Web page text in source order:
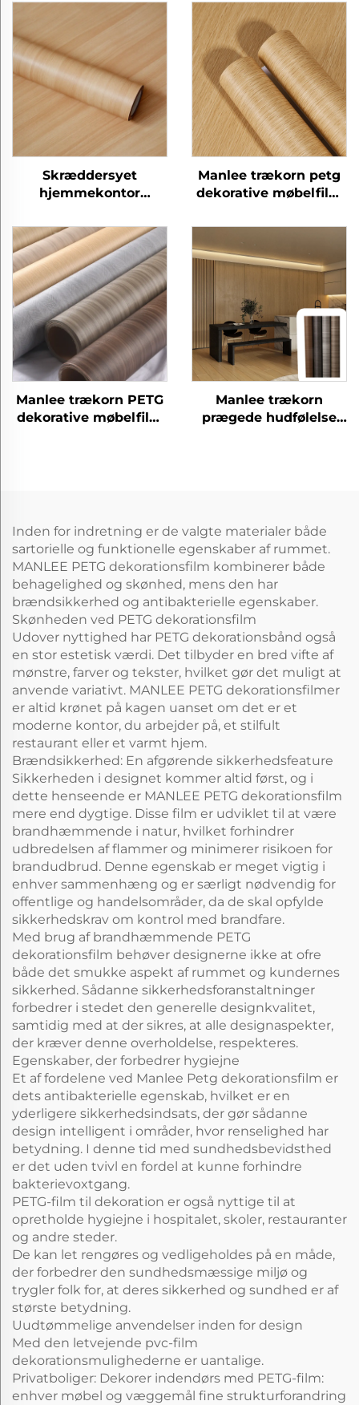
Skræddersyet
hjemmekontor
dekorative træ korn
beskyttende film til
soveværelse stue
køkken skab
Manlee trækorn petg
dekorative møbelfilm
Manlee trækorn PETG
dekorative møbelfilm
Manlee trækorn
prægede hudfølelse
Inden for indretning er de valgte materialer både
sartorielle og funktionelle egenskaber af rummet.
MANLEE PETG dekorationsfilm kombinerer både
behagelighed og skønhed, mens den har
brændsikkerhed og antibakterielle egenskaber.
Skønheden ved PETG dekorationsfilm
Udover nyttighed har PETG dekorationsbånd også
en stor estetisk værdi. Det tilbyder en bred vifte af
mønstre, farver og tekster, hvilket gør det muligt at
anvende variativt. MANLEE PETG dekorationsfilmer
er altid krønet på kagen uanset om det er et
moderne kontor, du arbejder på, et stilfult
restaurant eller et varmt hjem.
Brændsikkerhed: En afgørende sikkerhedsfeature
Sikkerheden i designet kommer altid først, og i
dette henseende er MANLEE PETG dekorationsfilm
mere end dygtige. Disse film er udviklet til at være
brandhæmmende i natur, hvilket forhindrer
udbredelsen af flammer og minimerer risikoen for
brandudbrud. Denne egenskab er meget vigtig i
enhver sammenhæng og er særligt nødvendig for
offentlige og handelsområder, da de skal opfylde
sikkerhedskrav om kontrol med brandfare.
Med brug af brandhæmmende PETG
dekorationsfilm behøver designerne ikke at ofre
både det smukke aspekt af rummet og kundernes
sikkerhed. Sådanne sikkerhedsforanstaltninger
forbedrer i stedet den generelle designkvalitet,
samtidig med at der sikres, at alle designaspekter,
der kræver denne overholdelse, respekteres.
Egenskaber, der forbedrer hygiejne
Et af fordelene ved Manlee Petg dekorationsfilm er
dets antibakterielle egenskab, hvilket er en
yderligere sikkerhedsindsats, der gør sådanne
design intelligent i områder, hvor renselighed har
betydning. I denne tid med sundhedsbevidsthed
er det uden tvivl en fordel at kunne forhindre
bakterievoxtgang.
PETG-film til dekoration er også nyttige til at
opretholde hygiejne i hospitalet, skoler, restauranter
og andre steder.
De kan let rengøres og vedligeholdes på en måde,
der forbedrer den sundhedsmæssige miljø og
trygler folk for, at deres sikkerhed og sundhed er af
største betydning.
Uudtømmelige anvendelser inden for design
Med den letvejende pvc-film
dekorationsmulighederne er uantalige.
Privatboliger: Dekorer indendørs med PETG-film:
enhver møbel og væggemål fine strukturforandring